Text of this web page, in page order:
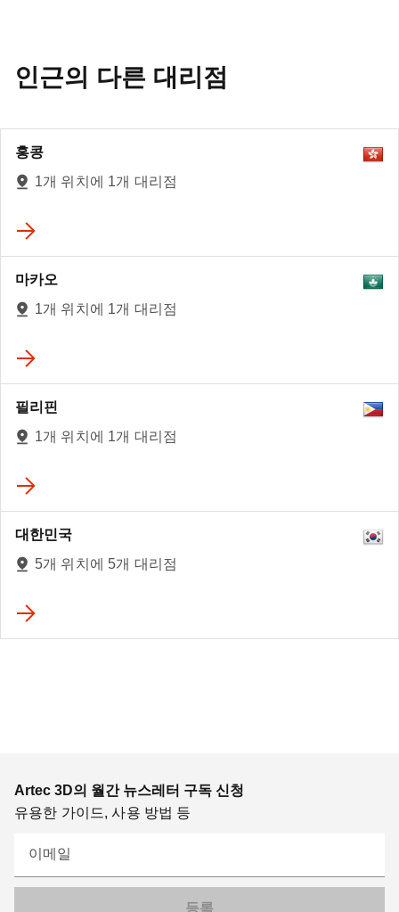
인근의 다른 대리점
홍콩
1개 위치에 1개 대리점
마카오
1개 위치에 1개 대리점
필리핀
1개 위치에 1개 대리점
대한민국
5개 위치에 5개 대리점
Artec 3D의 월간 뉴스레터 구독 신청
유용한 가이드, 사용 방법 등
이메일